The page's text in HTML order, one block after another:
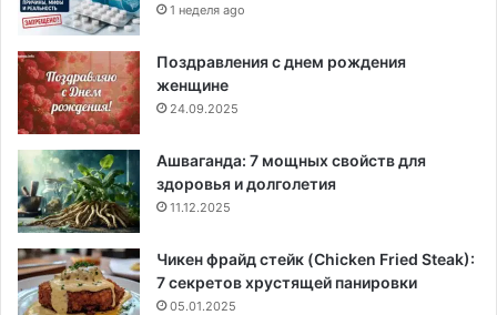
1 неделя ago
Поздравления с днем рождения
женщине
24.09.2025
Ашваганда: 7 мощных свойств для
здоровья и долголетия
11.12.2025
Чикен фрайд стейк (Chicken Fried Steak):
7 секретов хрустящей панировки
05.01.2025